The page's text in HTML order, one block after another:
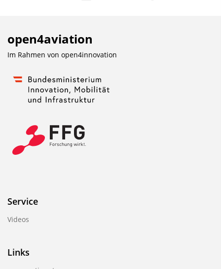
open4aviation
Im Rahmen von open4innovation
Service
Videos
Links